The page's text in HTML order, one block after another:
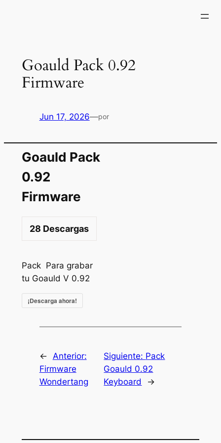
Goauld Pack 0.92
Firmware
Jun 17, 2026—por
Goauld Pack
0.92
Firmware
28 Descargas
Pack Para grabar
tu Goauld V 0.92
¡Descarga ahora!
← Anterior:
Firmware
Wondertang
Siguiente: Pack
Goauld 0.92
Keyboard
→